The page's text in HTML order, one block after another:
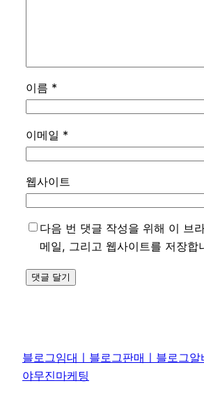
이름 *
이메일 *
웹사이트
다음 번 댓글 작성을 위해 이 브
메일, 그리고 웹사이트를 저장합
블로그임대ㅣ블로그판매ㅣ블로그
야무진마케팅